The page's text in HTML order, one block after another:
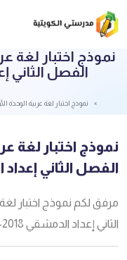
نموذج اختبار لغة
الفصل الثاني
نموذج اختبار لغة عربية الوحدة
نموذج اختبار لغة
الفصل الثاني إعداد
مرفق لكم نموذج اختبار
الثاني إعداد الدمشقي 2018-2019